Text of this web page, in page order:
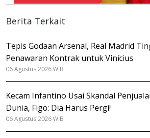
Berita Terkait
Tepis Godaan Arsenal, Real Madrid
Penawaran Kontrak untuk Vinícius
06 Agustus 2026 WIB
Kecam Infantino Usai Skandal
Dunia, Figo: Dia Harus Pergi!
06 Agustus 2026 WIB